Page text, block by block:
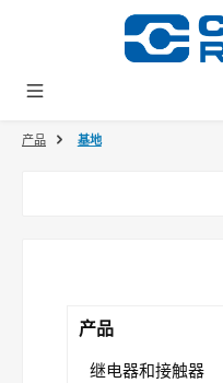
产品 基地
产品
继电器和接触器